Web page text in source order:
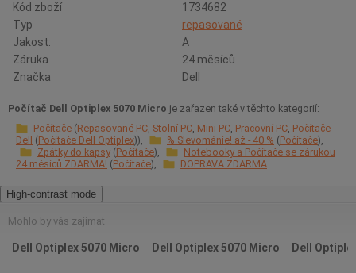
Kód zboží
1734682
Typ
repasované
Jakost:
A
Záruka
24 měsíců
Značka
Dell
Počítač Dell Optiplex 5070 Micro je zařazen také v těchto kategorií:
Počítače Repasované PC Stolní PC Mini PC Pracovní PC Počítače
Dell
Počítače Dell Optiplex % Slevománie! až - 40 % Počítače
Zpátky do kapsy Počítače
Notebooky a Počítače se zárukou
24 měsíců ZDARMA! Počítače DOPRAVA ZDARMA
High-contrast mode
Mohlo by vás zajímat
Dell Optiplex 5070 Micro Dell Optiplex 5070 Micro Dell